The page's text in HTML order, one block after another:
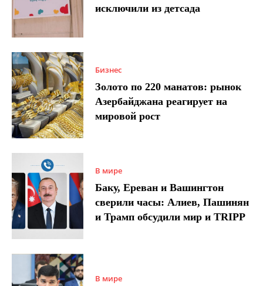
исключили из детсада
Бизнес
Золото по 220 манатов: рынок
Азербайджана реагирует на
мировой рост
В мире
Баку, Ереван и Вашингтон
сверили часы: Алиев, Пашинян
и Трамп обсудили мир и TRIPP
В мире